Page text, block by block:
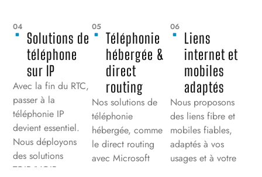
04
Solutions de
téléphone
sur IP
Avec la fin du RTC,
passer à la
téléphonie IP
devient essentiel.
Nous déployons
des solutions
TOIP/VOIP
05
Téléphonie
hébergée &
direct
routing
Nos solutions de
téléphonie
hébergée, comme
le direct routing
avec Microsoft
06
Liens
internet et
mobiles
adaptés
Nous proposons
des liens fibre et
mobiles fiables,
adaptés à vos
usages et à votre